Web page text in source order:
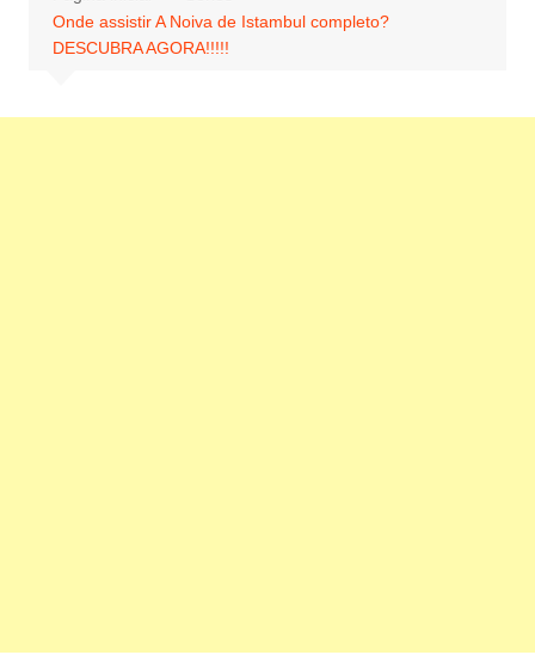
Onde assistir A Noiva de Istambul completo?
DESCUBRA AGORA!!!!!